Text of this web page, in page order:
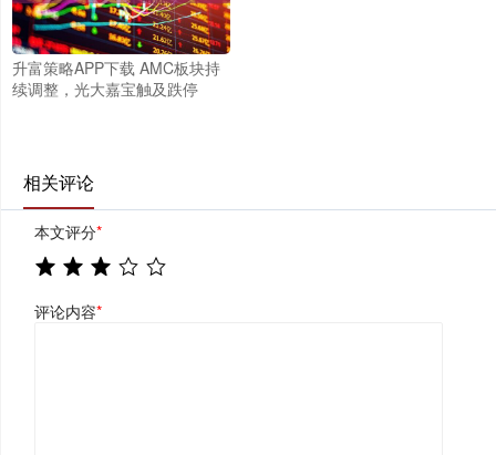
升富策略APP下载 AMC板块持
续调整，光大嘉宝触及跌停
相关评论
本文评分*
评论内容*